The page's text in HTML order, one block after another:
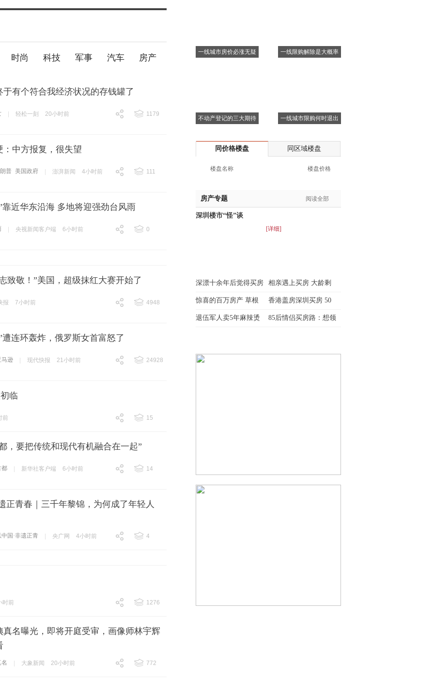
时尚 科技 军事 汽车 房产
于有个符合我经济状况的存钱罐了
轻松一刻 20小时前
1179
：中方报复，很失望
普 美国政府 澎湃新闻 4小时前
111
靠近华东沿海 多地将迎强劲台风雨
央视新闻客户端 6小时前
0
致敬！”美国，超级抹红大赛开始了
报 7小时前
4948
遭连环轰炸，俄罗斯女首富怒了
马逊 现代快报 21小时前
24928
临
前
15
，要把传统和现代有机融合在一起”
都 新华社客户端 6小时前
14
正青春｜三千年黎锦，为何成了年轻人
国·非遗正青 央广网 4小时前
4
时前
1276
真名曝光，即将开庭受审，画像师林宇辉
大象新闻 20小时前
772
一线城市房价必涨无疑 一线限购解除是大概率
不动产登记的三大期待 一线城市限购何时退出
同价格楼盘 同区域楼盘
楼盘名称 楼盘价格
房产专题 阅读全部
深圳楼市“怪”谈
[详细]
深漂十余年后觉得买房
惊喜的百万房产 草根
退伍军人卖5年麻辣烫
相亲遇上买房 大龄剩
香港盖房深圳买房 50
85后情侣买房路：想领